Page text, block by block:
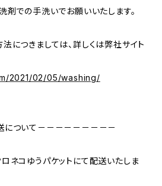
剤での手洗いでお願いいたします。
につきましては、詳しくは弊社サイト
2021/02/05/washing/
ついて－－－－－－－－－
ネコゆうパケットにて配送いたしま